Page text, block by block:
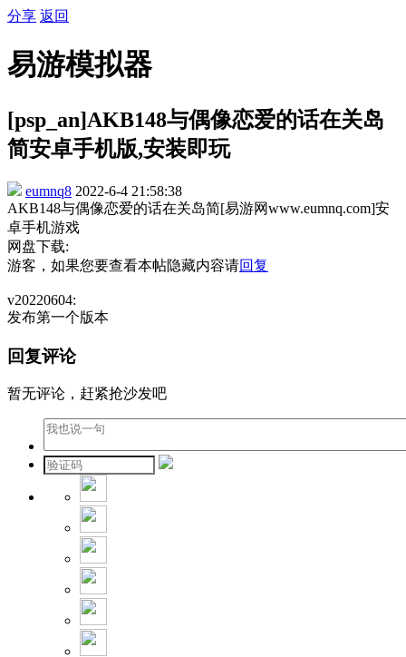
分享 返回
易游模拟器
[psp_an]AKB148与偶像恋爱的话在关岛
简安卓手机版,安装即玩
eumnq8 2022-6-4 21:58:38
AKB148与偶像恋爱的话在关岛简[易游网www.eumnq.com]安
卓手机游戏
网盘下载:
游客，如果您要查看本帖隐藏内容请回复
v20220604:
发布第一个版本
回复评论
暂无评论，赶紧抢沙发吧